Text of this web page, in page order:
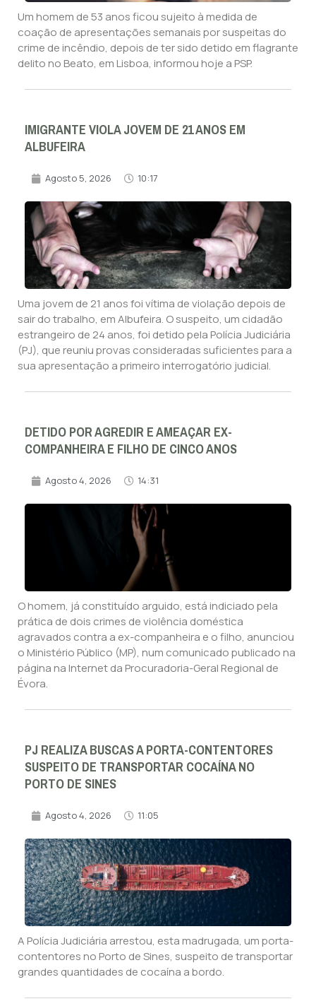
Um homem de 53 anos ficou sujeito à medida de
coação de apresentações semanais por suspeitas do
crime de incêndio, depois de ter sido detido em flagrante
delito no Beato, em Lisboa, informou hoje a PSP.
IMIGRANTE VIOLA JOVEM DE 21 ANOS EM
ALBUFEIRA
Agosto 5, 2026 10:17
Uma jovem de 21 anos foi vítima de violação depois de
sair do trabalho, em Albufeira. O suspeito, um cidadão
estrangeiro de 24 anos, foi detido pela Polícia Judiciária
(PJ), que reuniu provas consideradas suficientes para a
sua apresentação a primeiro interrogatório judicial.
DETIDO POR AGREDIR E AMEAÇAR EX-
COMPANHEIRA E FILHO DE CINCO ANOS
Agosto 4, 2026 14:31
O homem, já constituído arguido, está indiciado pela
prática de dois crimes de violência doméstica
agravados contra a ex-companheira e o filho, anunciou
o Ministério Público (MP), num comunicado publicado na
página na Internet da Procuradoria-Geral Regional de
Évora.
PJ REALIZA BUSCAS A PORTA-CONTENTORES
SUSPEITO DE TRANSPORTAR COCAÍNA NO
PORTO DE SINES
Agosto 4, 2026 11:05
A Polícia Judiciária arrestou, esta madrugada, um porta-
contentores no Porto de Sines, suspeito de transportar
grandes quantidades de cocaína a bordo.